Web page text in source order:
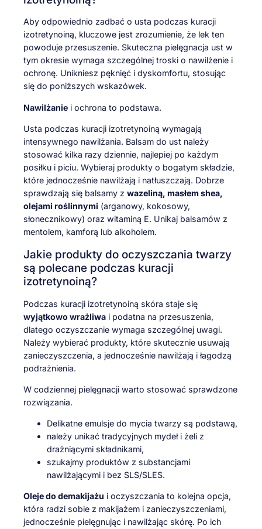
Aby odpowiednio zadbać o usta podczas kuracji
izotretynoiną, kluczowe jest zrozumienie, że lek ten
powoduje przesuszenie. Skuteczna pielęgnacja ust w
tym okresie wymaga szczególnej troski o nawilżenie i
ochronę. Unikniesz pęknięć i dyskomfortu, stosując
się do poniższych wskazówek.
Nawilżanie i ochrona to podstawa.
Usta podczas kuracji izotretynoiną wymagają
intensywnego nawilżania. Balsam do ust należy
stosować kilka razy dziennie, najlepiej po każdym
posiłku i piciu. Wybieraj produkty o bogatym składzie,
które jednocześnie nawilżają i natłuszczają. Dobrze
sprawdzają się balsamy z wazeliną, masłem shea,
olejami roślinnymi (arganowy, kokosowy,
słonecznikowy) oraz witaminą E. Unikaj balsamów z
mentolem, kamforą lub alkoholem.
Jakie produkty do oczyszczania twarzy
są polecane podczas kuracji
izotretynoiną?
Podczas kuracji izotretynoiną skóra staje się
wyjątkowo wrażliwa i podatna na przesuszenia,
dlatego oczyszczanie wymaga szczególnej uwagi.
Należy wybierać produkty, które skutecznie usuwają
zanieczyszczenia, a jednocześnie nawilżają i łagodzą
podrażnienia.
W codziennej pielęgnacji warto stosować sprawdzone
rozwiązania.
Delikatne emulsje do mycia twarzy są podstawą,
należy unikać tradycyjnych mydeł i żeli z
drażniącymi składnikami,
szukajmy produktów z substancjami
nawilżającymi i bez SLS/SLES.
Oleje do demakijażu i oczyszczania to kolejna opcja,
która radzi sobie z makijażem i zanieczyszczeniami,
jednocześnie pielęgnując i nawilżając skórę. Po ich